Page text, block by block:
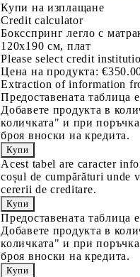
Купи на изплащане
Credit calculator
Боксспринг легло с
120x190 см, плат
Please select credit
Цена на продукта:
Extraction of information
Предоставената таблица
Добавете продукта в
количката" и при
броя вноски на кредита.
Acest tabel are caracter
coșul de cumpărături unde
cererii de creditare.
Предоставената таблица
Добавете продукта в
количката" и при
броя вноски на кредита.